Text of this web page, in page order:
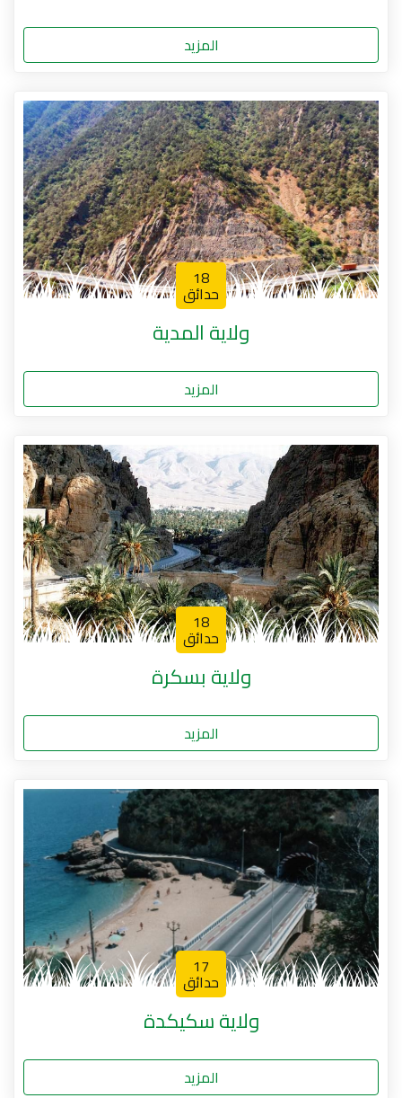
المزيد
18
حدائق
ولاية المدية
المزيد
18
حدائق
ولاية بسكرة
المزيد
17
حدائق
ولاية سكيكدة
المزيد